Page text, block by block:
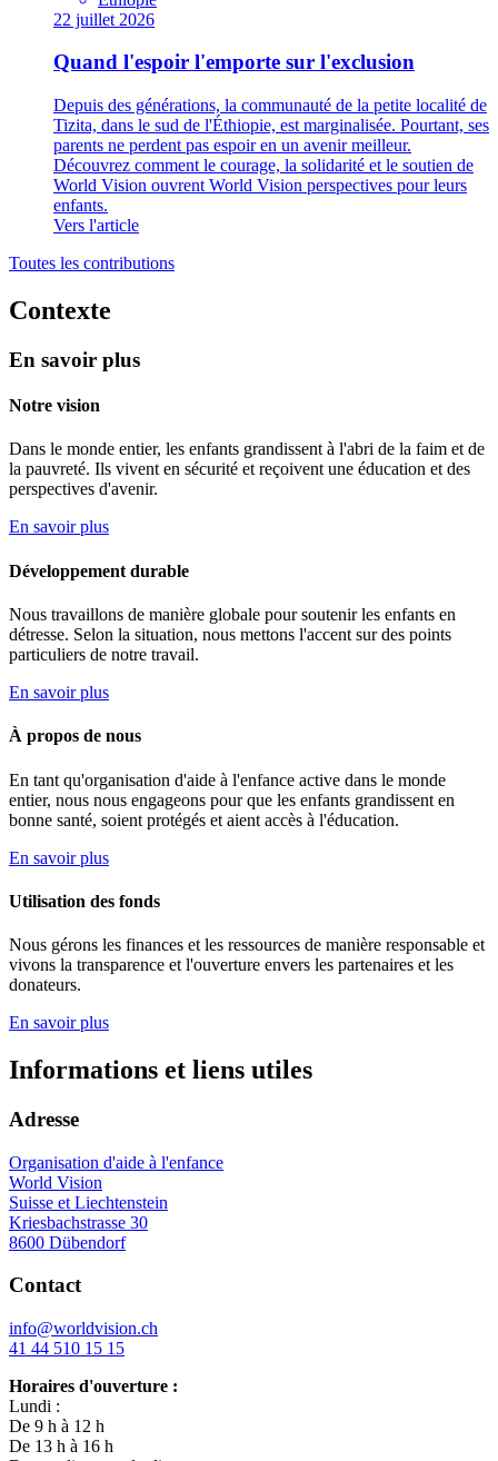
22 juillet 2026
Quand l'espoir l'emporte sur l'exclusion
Depuis des générations, la communauté de la petite localité de
Tizita, dans le sud de l'Éthiopie, est marginalisée. Pourtant, ses
parents ne perdent pas espoir en un avenir meilleur.
Découvrez comment le courage, la solidarité et le soutien de
World Vision ouvrent World Vision perspectives pour leurs
enfants.
Vers l'article
Toutes les contributions
Contexte
En savoir plus
Notre vision
Dans le monde entier, les enfants grandissent à l'abri de la faim et de
la pauvreté. Ils vivent en sécurité et reçoivent une éducation et des
perspectives d'avenir.
En savoir plus
Développement durable
Nous travaillons de manière globale pour soutenir les enfants en
détresse. Selon la situation, nous mettons l'accent sur des points
particuliers de notre travail.
En savoir plus
À propos de nous
En tant qu'organisation d'aide à l'enfance active dans le monde
entier, nous nous engageons pour que les enfants grandissent en
bonne santé, soient protégés et aient accès à l'éducation.
En savoir plus
Utilisation des fonds
Nous gérons les finances et les ressources de manière responsable et
vivons la transparence et l'ouverture envers les partenaires et les
donateurs.
En savoir plus
Informations et liens utiles
Adresse
Organisation d'aide à l'enfance
World Vision
Suisse et Liechtenstein
Kriesbachstrasse 30
8600 Dübendorf
Contact
info@worldvision.ch
41 44 510 15 15
Horaires d'ouverture :
Lundi :
De 9 h à 12 h
De 13 h à 16 h